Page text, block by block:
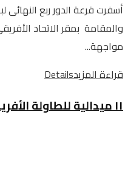
أسفرت قرعة الدور ربع النهائى
والمقامة بمقر الاتحاد
مواجهة...
قراءة المزيدDetails
١١ ميدالية للطاولة الأفريقية.. بنكهة «عائلية»